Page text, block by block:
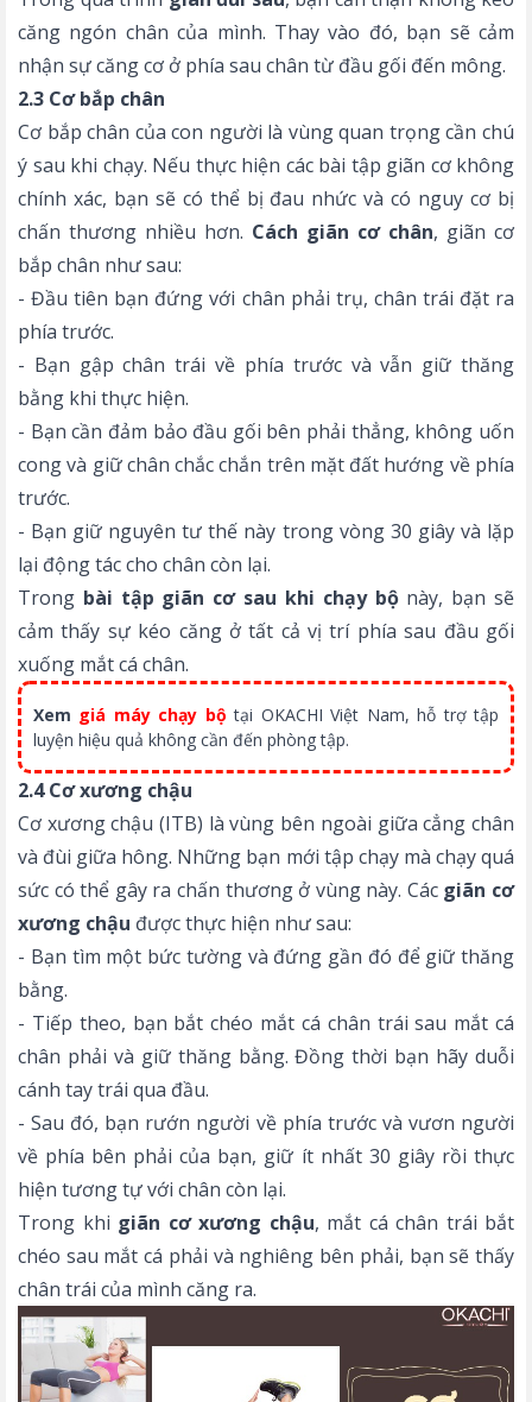
căng ngón chân của mình. Thay vào đó, bạn sẽ cảm
nhận sự căng cơ ở phía sau chân từ đầu gối đến mông.
2.3 Cơ bắp chân
Cơ bắp chân của con người là vùng quan trọng cần chú
ý sau khi chạy. Nếu thực hiện các bài tập giãn cơ không
chính xác, bạn sẽ có thể bị đau nhức và có nguy cơ bị
chấn thương nhiều hơn. Cách giãn cơ chân, giãn cơ
bắp chân như sau:
- Đầu tiên bạn đứng với chân phải trụ, chân trái đặt ra
phía trước.
- Bạn gập chân trái về phía trước và vẫn giữ thăng
bằng khi thực hiện.
- Bạn cần đảm bảo đầu gối bên phải thẳng, không uốn
cong và giữ chân chắc chắn trên mặt đất hướng về phía
trước.
- Bạn giữ nguyên tư thế này trong vòng 30 giây và lặp
lại động tác cho chân còn lại.
Trong bài tập giãn cơ sau khi chạy bộnày, bạn sẽ
cảm thấy sự kéo căng ở tất cả vị trí phía sau đầu gối
xuống mắt cá chân.
Xem giá máy chạy bộ tại OKACHI Việt Nam, hỗ trợ tập
luyện hiệu quả không cần đến phòng tập.
2.4 Cơ xương chậu
Cơ xương chậu (ITB) là vùng bên ngoài giữa cẳng chân
và đùi giữa hông. Những bạn mới tập chạy mà chạy quá
sức có thể gây ra chấn thương ở vùng này. Các giãn cơ
xương chậu được thực hiện như sau:
- Bạn tìm một bức tường và đứng gần đó để giữ thăng
bằng.
- Tiếp theo, bạn bắt chéo mắt cá chân trái sau mắt cá
chân phải và giữ thăng bằng. Đồng thời bạn hãy duỗi
cánh tay trái qua đầu.
- Sau đó, bạn rướn người về phía trước và vươn người
về phía bên phải của bạn, giữ ít nhất 30 giây rồi thực
hiện tương tự với chân còn lại.
Trong khi giãn cơ xương chậu, mắt cá chân trái bắt
chéo sau mắt cá phải và nghiêng bên phải, bạn sẽ thấy
chân trái của mình căng ra.